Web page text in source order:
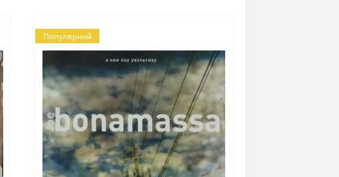
Популярний